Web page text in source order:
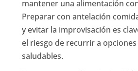
mantener una alimentación
Preparar con antelación
y evitar la improvisación es
el riesgo de recurrir a
saludables.